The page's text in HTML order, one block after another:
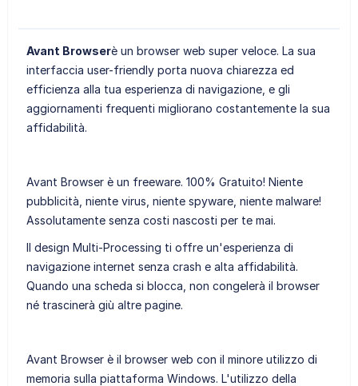
Avant Browserè un browser web super veloce. La sua
interfaccia user-friendly porta nuova chiarezza ed
efficienza alla tua esperienza di navigazione, e gli
aggiornamenti frequenti migliorano costantemente la sua
affidabilità.
Avant Browser è un freeware. 100% Gratuito! Niente
pubblicità, niente virus, niente spyware, niente malware!
Assolutamente senza costi nascosti per te mai.
Il design Multi-Processing ti offre un'esperienza di
navigazione internet senza crash e alta affidabilità.
Quando una scheda si blocca, non congelerà il browser
né trascinerà giù altre pagine.
Avant Browser è il browser web con il minore utilizzo di
memoria sulla piattaforma Windows. L'utilizzo della